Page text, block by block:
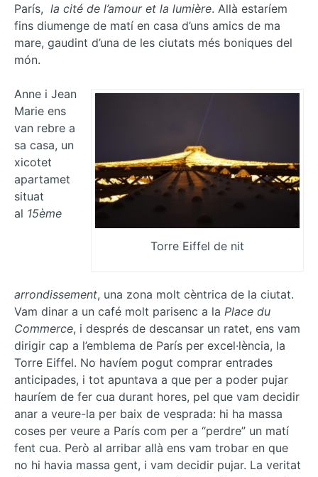
París, la cité de l’amour et la lumière. Allà estaríem
fins diumenge de matí en casa d’uns amics de ma
mare, gaudint d’una de les ciutats més boniques del
món.
Torre Eiffel de nit
Anne i Jean
Marie ens
van rebre a
sa casa, un
xicotet
apartamet
situat
al 15ème
arrondissement, una zona molt cèntrica de la ciutat.
Vam dinar a un café molt parisenc a la Place du
Commerce, i després de descansar un ratet, ens vam
dirigir cap a l’emblema de París per excel·lència, la
Torre Eiffel. No havíem pogut comprar entrades
anticipades, i tot apuntava a que per a poder pujar
hauríem de fer cua durant hores, pel que vam decidir
anar a veure-la per baix de vesprada: hi ha massa
coses per veure a París com per a “perdre” un matí
fent cua. Però al arribar allà ens vam trobar en que
no hi havia massa gent, i vam decidir pujar. La veritat